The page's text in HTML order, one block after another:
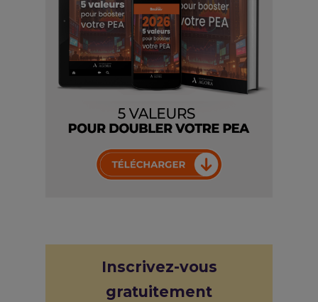
Inscrivez-vous
gratuitement